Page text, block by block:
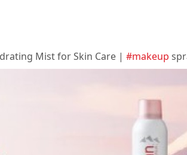
Mist for Skin Care | #makeup